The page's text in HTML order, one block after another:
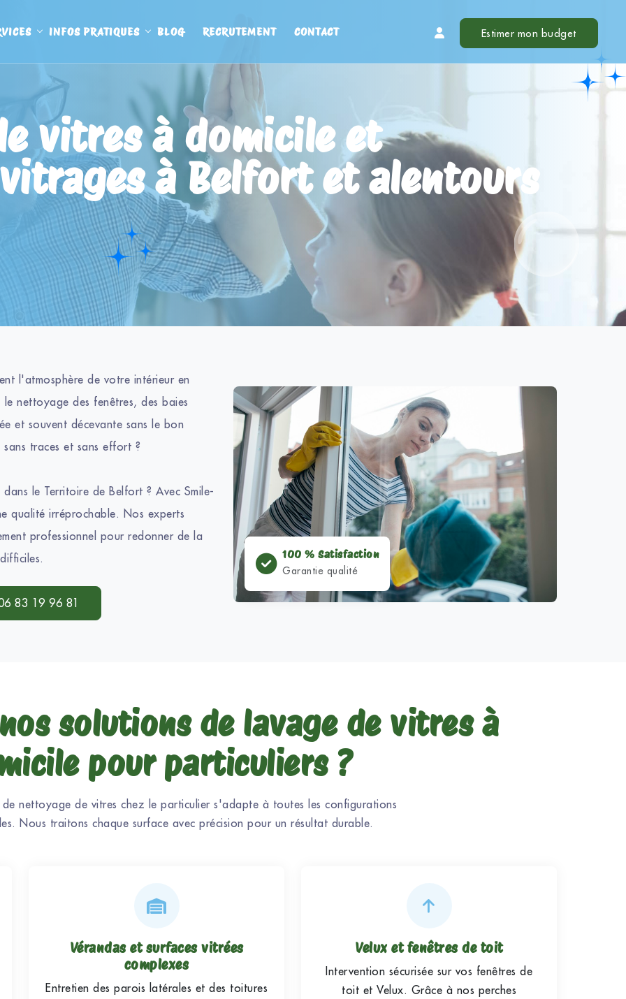
INFOS PRATIQUES BLOG RECRUTEMENT CONTACT Estimer mon budget
vitres à domicile et
à Belfort et alentours
l'atmosphère de votre intérieur en
nettoyage des fenêtres, des baies
et souvent décevante sans le bon
traces et sans effort ?
le Territoire de Belfort ? Avec Smile-
qualité irréprochable. Nos experts
professionnel pour redonner de la
83 19 96 81
100 % Satisfaction
Garantie qualité
solutions de lavage de vitres à
pour particuliers ?
nettoyage de vitres chez le particulier s'adapte à toutes les configurations
Nous traitons chaque surface avec précision pour un résultat durable.
Vérandas et surfaces vitrées
complexes
Entretien des parois latérales et des toitures
Velux et fenêtres de toit
Intervention sécurisée sur vos fenêtres de
toit et Velux. Grâce à nos perches